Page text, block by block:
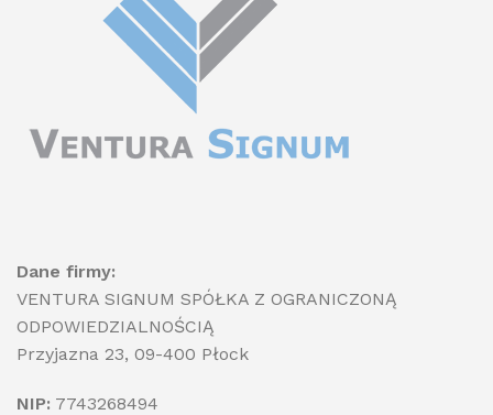
Dane firmy:
VENTURA SIGNUM SPÓŁKA Z OGRANICZONĄ
ODPOWIEDZIALNOŚCIĄ
Przyjazna 23, 09-400 Płock
NIP: 7743268494